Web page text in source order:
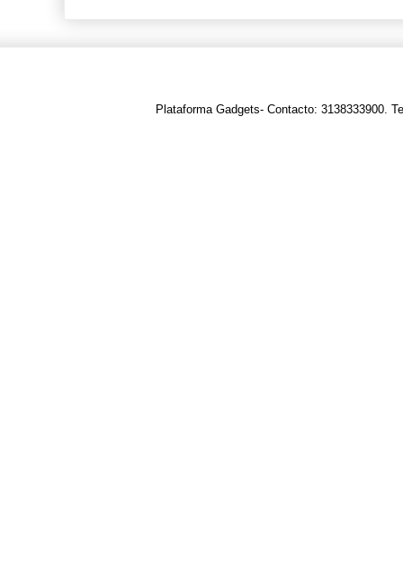
Plataforma Gadgets- Contacto: 3138333900.